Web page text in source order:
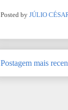
Posted by JÚLIO
Postagem mais